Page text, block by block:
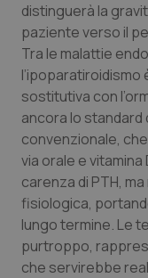
distinguerà la
paziente verso il
Tra le malattie
l’ipoparatiroidismo
sostitutiva con
ancora lo standard
convenzionale,
via orale e
carenza di PTH,
fisiologica,
lungo termine. Le
purtroppo,
che servirebbe